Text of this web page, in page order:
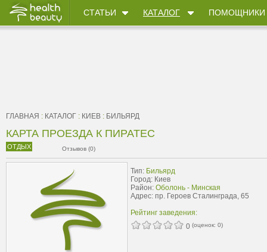
СТАТЬИ КАТАЛОГ ПОМОЩНИКИ
ГЛАВНАЯ : КАТАЛОГ : КИЕВ : БИЛЬЯРД
КАРТА ПРОЕЗДА К ПИРАТЕС
ОТДЫХ Отзывов (0)
Тип: Бильярд
Город: Киев
Район: Оболонь - Минская
Адрес: пр. Героев Сталинграда, 65
Рейтинг заведения:
0 (оценок: 0)